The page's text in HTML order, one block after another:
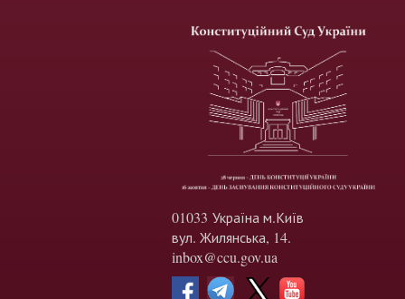
01033 Україна м.Київ
вул. Жилянська, 14.
inbox@ccu.gov.ua